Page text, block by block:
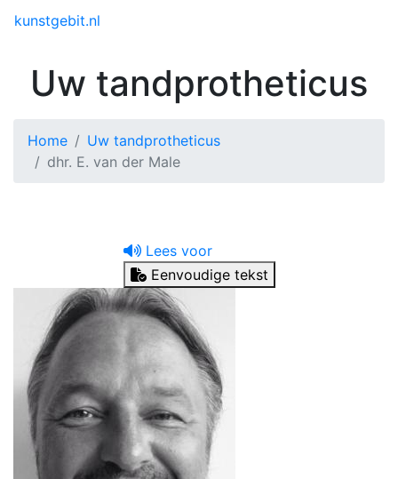
kunstgebit.nl
Uw tandprotheticus
Home
Uw tandprotheticus
dhr. E. van der Male
Lees voor
Eenvoudige tekst